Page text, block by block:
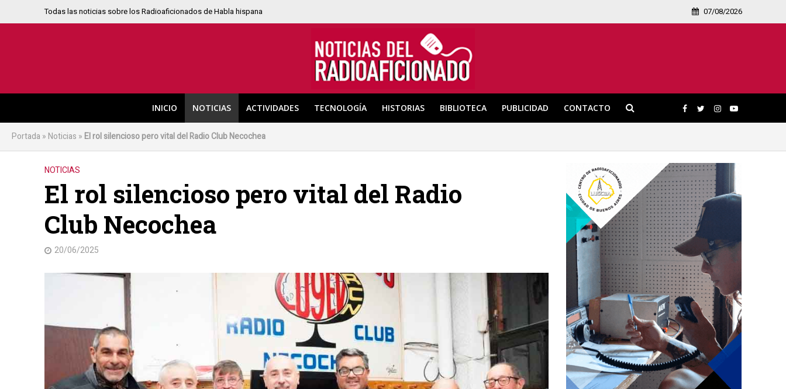
Todas las noticias sobre los Radioaficionados de Habla hispana 07/08/2026
INICIO NOTICIAS ACTIVIDADES TECNOLOGÍA HISTORIAS BIBLIOTECA PUBLICIDAD CONTACTO
Portada » Noticias » El rol silencioso pero vital del Radio Club Necochea
NOTICIAS
El rol silencioso pero vital del Radio
Club Necochea
20/06/2025